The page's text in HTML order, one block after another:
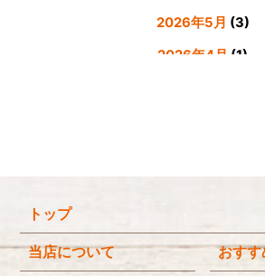
2026年5月 (3)
2026年4月 (1)
2025年9月(3)
トップ
当店について おす